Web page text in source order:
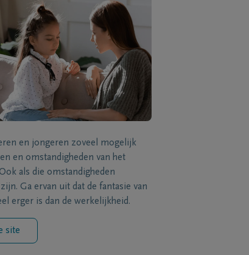
en jongeren zoveel mogelijk
en omstandigheden van het
als die omstandigheden
Ga ervan uit dat de fantasie van
erger is dan de werkelijkheid.
site